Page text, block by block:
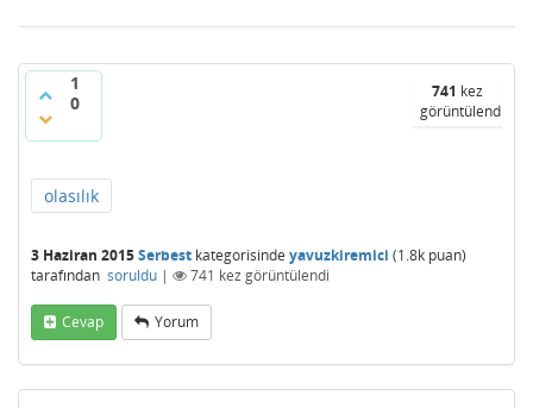
1
0
741 kez
görüntülendi
olasılık
3 Haziran 2015Serbest kategorisinde yavuzkiremici (1.8k puan)
tarafından soruldu | 741 kez görüntülendi
Cevap Yorum